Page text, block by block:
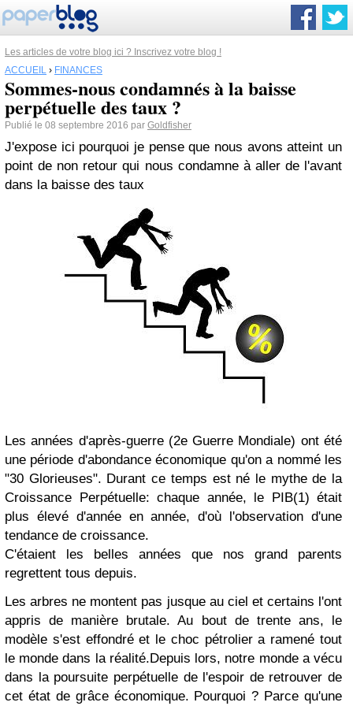
Les articles de votre blog ici ? Inscrivez votre blog !
ACCUEIL › FINANCES
Sommes-nous condamnés à la baisse
perpétuelle des taux ?
Publié le 08 septembre 2016 par Goldfisher
J'expose ici pourquoi je pense que nous avons atteint un
point de non retour qui nous condamne à aller de l'avant
dans la baisse des taux
Les années d'après-guerre (2e Guerre Mondiale) ont été
une période d'abondance économique qu'on a nommé les
"30 Glorieuses". Durant ce temps est né le mythe de la
Croissance Perpétuelle: chaque année, le PIB(1) était
plus élevé d'année en année, d'où l'observation d'une
tendance de croissance.
C'étaient les belles années que nos grand parents
regrettent tous depuis.
Les arbres ne montent pas jusque au ciel et certains l'ont
appris de manière brutale. Au bout de trente ans, le
modèle s'est effondré et le choc pétrolier a ramené tout
le monde dans la réalité.Depuis lors, notre monde a vécu
dans la poursuite perpétuelle de l'espoir de retrouver de
cet état de grâce économique. Pourquoi ? Parce qu'une